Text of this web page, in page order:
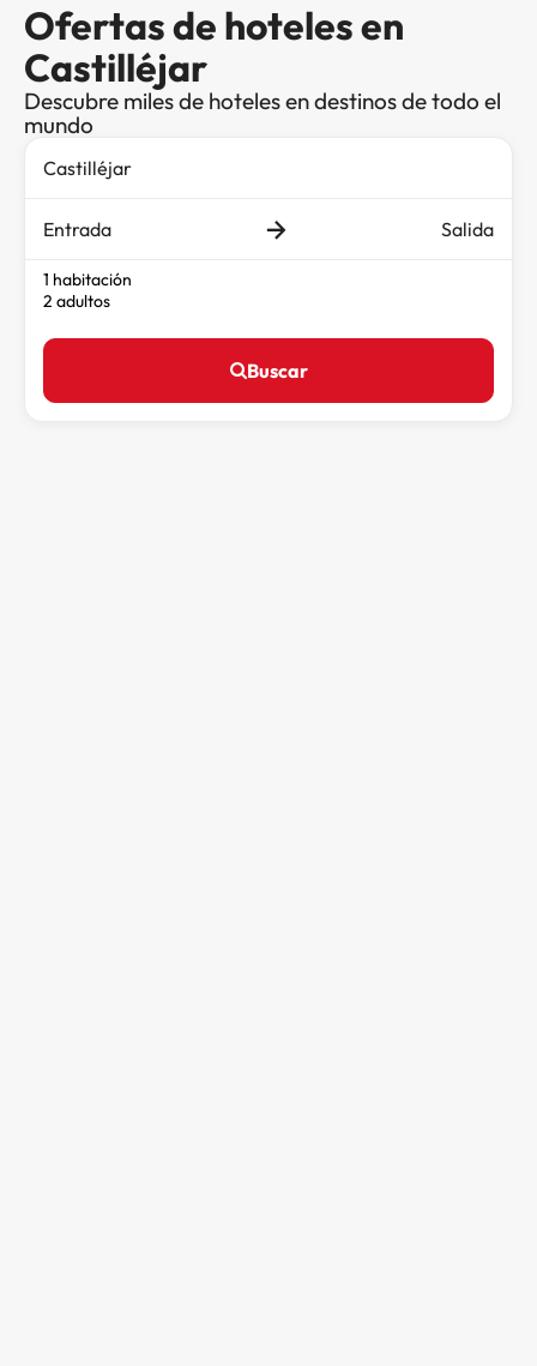
Ofertas de hoteles en
Castilléjar
Descubre miles de hoteles en destinos de todo el
mundo
Entrada Salida
1 habitación
2 adultos
Buscar